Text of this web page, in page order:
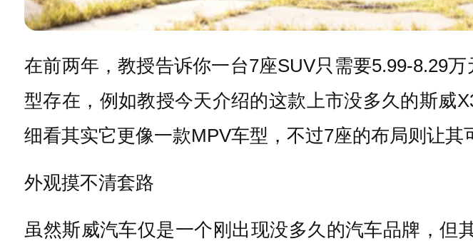
在前两年，教授告诉你一台7座SUV只需要5.99-8.29万
型存在，例如教授今天介绍的这款上市没多久的斯威
细看其实它更像一款MPV车型，不过7座的布局则让其
外观摸不清套路
虽然斯威汽车仅是一个刚出现没多久的汽车品牌，但